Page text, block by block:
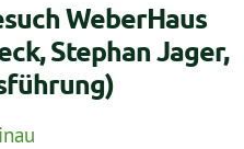
WeberHaus
Stephan Jager,